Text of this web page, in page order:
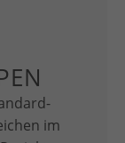
im